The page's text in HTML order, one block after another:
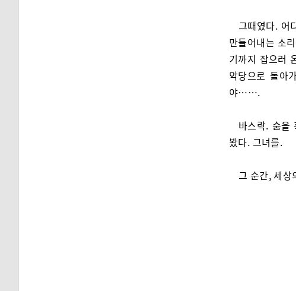
그때였다. 어
만들어내는 소
기까지 잡으러
악당으로 돌아
야…….
바스락. 숨을
봤다. 그녀를.
그 순간, 세상